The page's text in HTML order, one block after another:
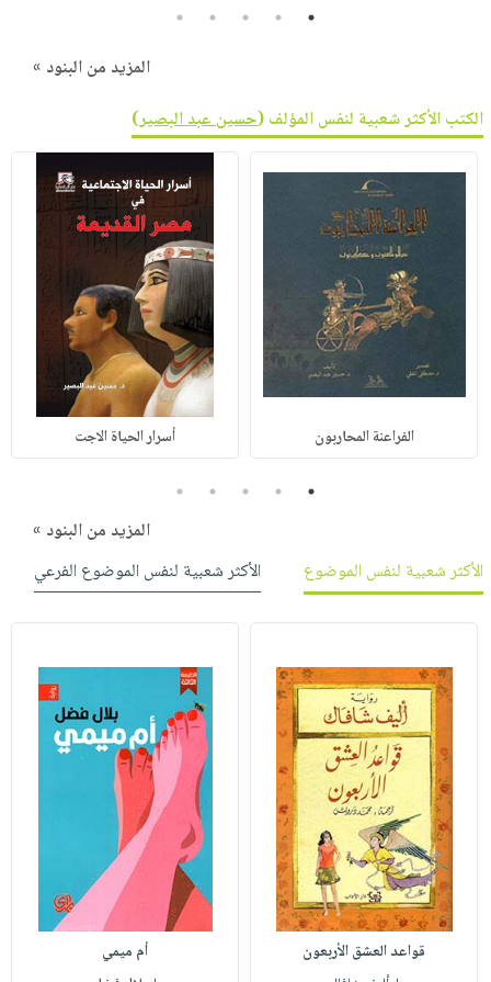
1
2
3
4
5
المزيد من البنود »
الكتب الأكثر شعبية لنفس المؤلف (حسين عبد البصير)
الفراعنة المحاربون أسرار الحياة الاجت
1
2
3
4
5
المزيد من البنود »
الأكثر شعبية لنفس الموضوع
الأكثر شعبية لنفس الموضوع الفرعي
قواعد العشق الأربعون
أم ميمي